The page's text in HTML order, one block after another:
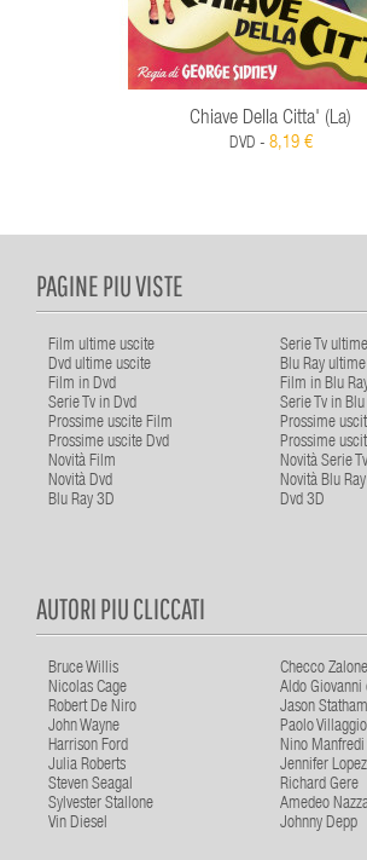
Chiave Della Citta' (La)
DVD - 8,19 €
PAGINE PIU VISTE
Film ultime uscite
Serie Tv
Dvd ultime uscite
Blu Ray
Film in Dvd
Film in Blu
Serie Tv in Dvd
Serie Tv in Blu
Prossime uscite Film
Prossime
Prossime uscite Dvd
Prossime
Novità Film
Novità Serie Tv
Novità Dvd
Novità Blu Ray
Blu Ray 3D
Dvd 3D
AUTORI PIU CLICCATI
Bruce Willis
Checco Zalone
Nicolas Cage
Aldo Giovanni
Robert De Niro
Jason Statham
John Wayne
Paolo Villaggio
Harrison Ford
Nino Manfredi
Julia Roberts
Jennifer Lopez
Steven Seagal
Richard Gere
Sylvester Stallone
Amedeo
Vin Diesel
Johnny Depp